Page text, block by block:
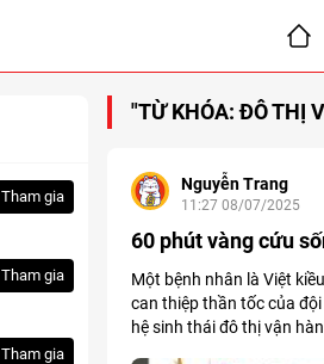
Tham gia
Tham gia
Tham gia
"TỪ KHÓA: ĐÔ THỊ
Nguyễn Trang
11:27 08/07/2025
60 phút vàng cứu
Một bệnh nhân là Việt
can thiệp thần tốc của đội
hệ sinh thái đô thị vận